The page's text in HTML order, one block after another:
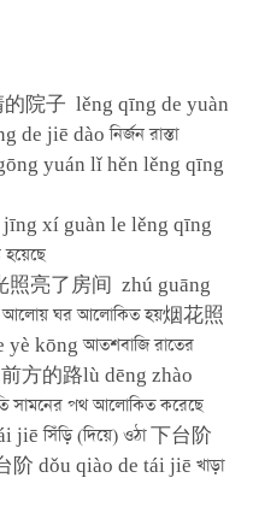
院子 lěng qīng de yuàn
jiē dào নির্জন রাস্তা
yuán lǐ hěn lěng qīng
xí guàn le lěng qīng
亮了房间 zhú guāng
ঘর আলোকিত হয়烟花照
kōng আতশবাজি রাতের
方的路lù dēng zhào
সামনের পথ আলোকিত করেছে
সিঁড়ি (দিয়ে) ওঠা 下台阶
阶 dǒu qiào de tái jiē খাড়া